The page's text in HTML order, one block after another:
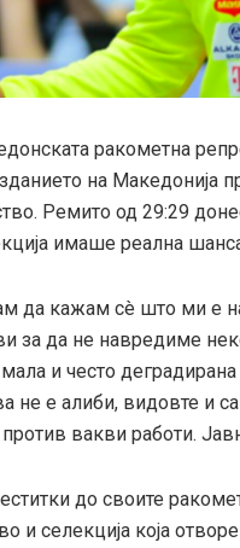
ракометна
на Македонија
Ремито од 29:29
имаше реална
да кажам сè што ми е
за да не навредиме
и често
не е алиби, видовте и
вакви работи.
до своите
и селекција која